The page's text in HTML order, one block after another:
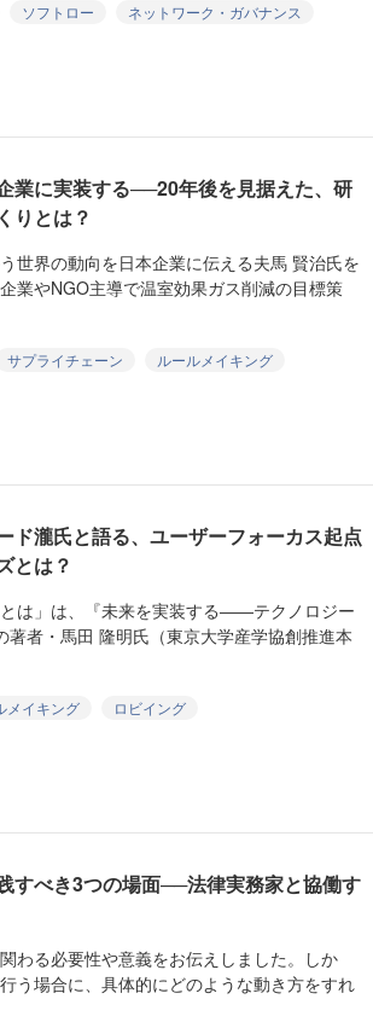
ソフトロー
ネットワーク・ガバナンス
業に実装する──20年後を見据えた、研
りとは？
世界の動向を日本企業に伝える夫馬 賢治氏を
業やNGO主導で温室効果ガス削減の目標策
サプライチェーン
ルールメイキング
ド瀧氏と語る、ユーザーフォーカス起点
とは？
は」は、『未来を実装する――テクノロジー
著者・馬田 隆明氏（東京大学産学協創推進本
メイキング
ロビイング
すべき3つの場面──法律実務家と協働す
わる必要性や意義をお伝えしました。しか
う場合に、具体的にどのような動き方をすれ